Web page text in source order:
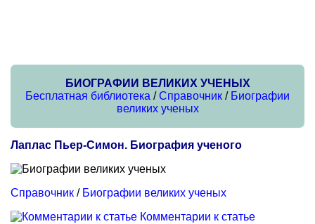
БИОГРАФИИ ВЕЛИКИХ УЧЕНЫХ
Бесплатная библиотека /Справочник / Биографии
великих ученых
Лаплас Пьер-Симон. Биография ученого
Справочник / Биографии великих ученых
Комментарии к статье